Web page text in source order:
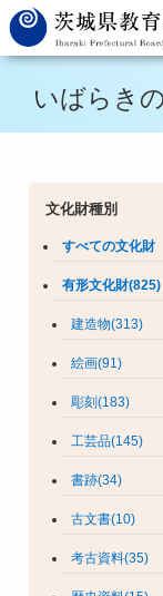
いばらき
文化財種別
すべての文化財
有形文化財(825)
建造物(313)
絵画(91)
彫刻(183)
工芸品(145)
書跡(34)
古文書(10)
考古資料(35)